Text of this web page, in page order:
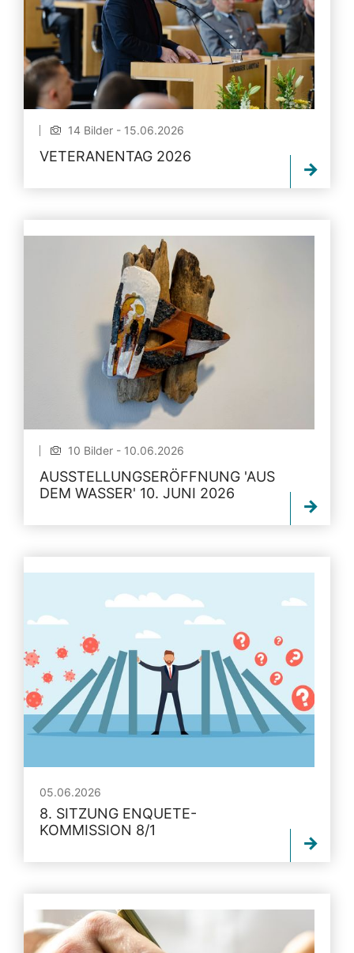
14 Bilder - 15.06.2026
VETERANENTAG 2026
10 Bilder - 10.06.2026
AUSSTELLUNGSERÖFFNUNG 'AUS
DEM WASSER' 10. JUNI 2026
05.06.2026
8. SITZUNG ENQUETE-
KOMMISSION 8/1